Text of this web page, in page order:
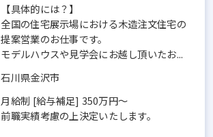
【具体的には？】
全国の住宅展示場における木造注文住宅の
提案営業のお仕事です。
モデルハウスや見学会にお越し頂いたお...
石川県金沢市
月給制 [給与補足] 350万円～
前職実績考慮の上決定いたします。